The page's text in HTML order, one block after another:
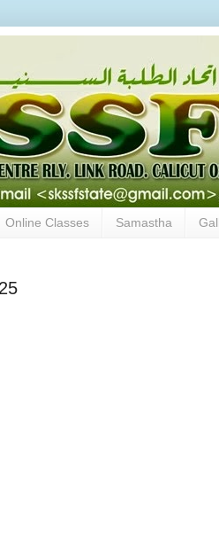
Online Classes Samastha